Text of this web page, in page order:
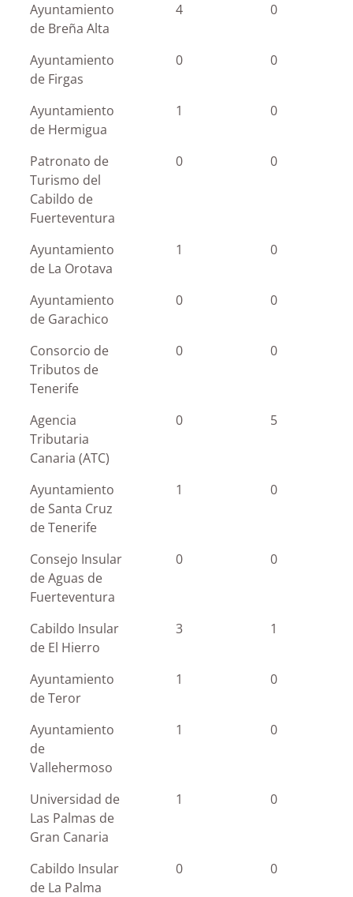
Ayuntamiento
de Breña Alta
4 0
Ayuntamiento
de Firgas
0 0
Ayuntamiento
de Hermigua
1 0
Patronato de
Turismo del
Cabildo de
Fuerteventura
0 0
Ayuntamiento
de La Orotava
1 0
Ayuntamiento
de Garachico
0 0
Consorcio de
Tributos de
Tenerife
0 0
Agencia
Tributaria
Canaria (ATC)
0 5
Ayuntamiento
de Santa Cruz
de Tenerife
1 0
Consejo Insular
de Aguas de
Fuerteventura
0 0
Cabildo Insular
de El Hierro
3 1
Ayuntamiento
de Teror
1 0
Ayuntamiento
de
Vallehermoso
1 0
Universidad de
Las Palmas de
Gran Canaria
1 0
Cabildo Insular
de La Palma
0 0